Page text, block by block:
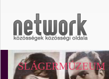
SLÁGERMÚZEUM